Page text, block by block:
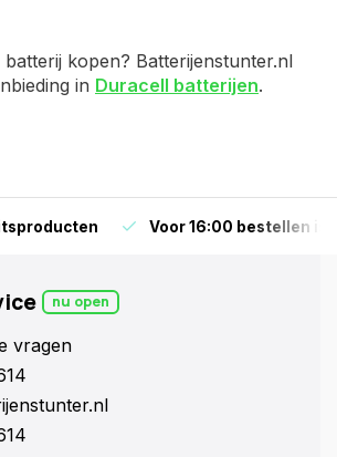
kopen? Batterijenstunter.nl
in Duracell batterijen.
Voor 16:00 bestellen is
nu open
vragen